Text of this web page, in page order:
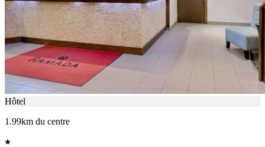
Hôtel
1.99km du centre